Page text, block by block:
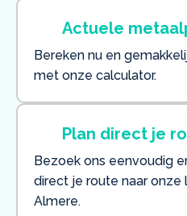
Actuele
Bereken nu en
met onze calculator.
Plan direct je
Bezoek ons eenvoudig
direct je route naar onze
Almere.